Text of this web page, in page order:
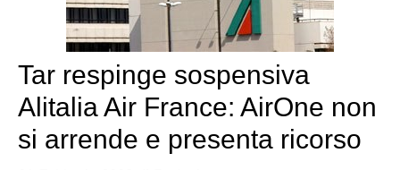
Tar respinge sospensiva
Alitalia Air France: AirOne non
si arrende e presenta ricorso